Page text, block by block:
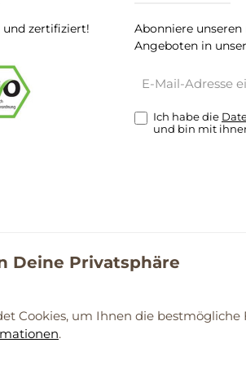
und zertifiziert!
Abonniere
Angeboten in
Mail-
Ich habe die
und bin mit
© 2026
Deine Privatsphäre
Cookies, um Ihnen die
.